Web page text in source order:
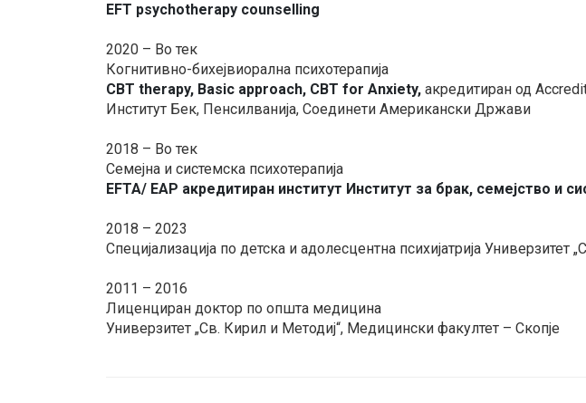
EFT psychotherapy counselling
2020 – Во тек
Когнитивно-бихејвиорална психотерапија
CBT therapy, Basic approach, CBT for Anxiety, акредитиран од
Институт Бек, Пенсилванија, Соединети Американски Држави
2018 – Во тек
Семејна и системска психотерапија
EFTA/ EAP акредитиран институт Институт за брак, семејство и
2018 – 2023
Специјализација по детска и адолесцентна психијатрија
2011 – 2016
Лиценциран доктор по општа медицина
Универзитет „Св. Кирил и Методиј“, Медицински факултет – Скопје